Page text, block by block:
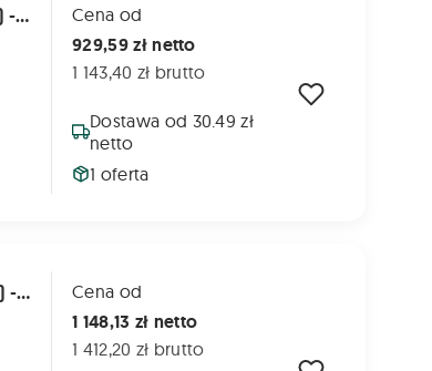
Łańcuch Do Prasy Supertino - 17 Belek (co 30 cm) - Na Jedną Stronę Cena od
929,59 zł netto
1 143,40 zł brutto
Dostawa od 30.49 zł
netto
1 oferta
Łańcuch Do Prasy Supertino - 21 Belek (co 30 cm) - Na Jedną Stronę Cena od
1 148,13 zł netto
1 412,20 zł brutto